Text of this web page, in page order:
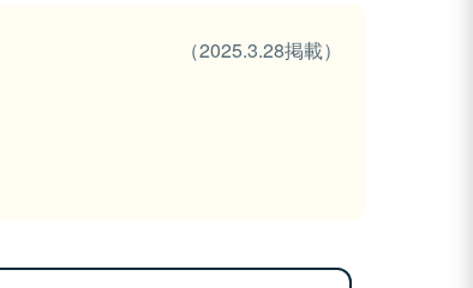
（2025.3.28掲載）